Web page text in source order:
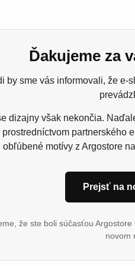
diela? Naše
nie je len pracovný
či už je to dlato, hoblík
chcete svetu oznámiť,
šikovného stolára
15% viskóza, single jers
Ďakujeme za
by sme vás informovali, že e-
dizajny však nekončia.
prostredníctvom partnerského
obľúbené motívy z Argostore
Prejsť na
že ste boli súčasťou
novom